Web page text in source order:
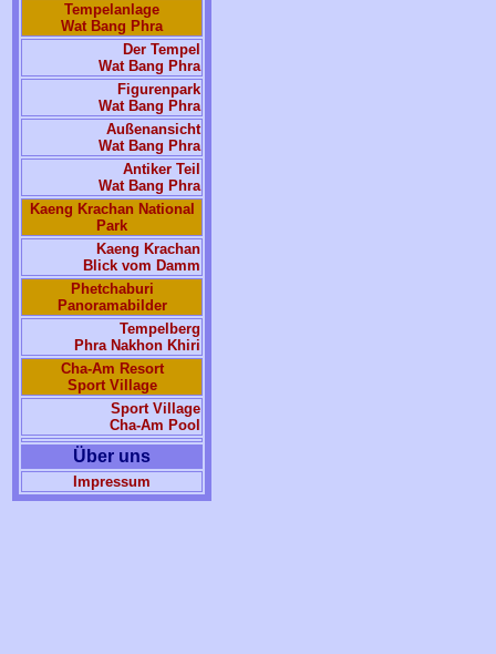
Tempelanlage
Wat Bang Phra
Der Tempel
Wat Bang Phra
Figurenpark
Wat Bang Phra
Außenansicht
Wat Bang Phra
Antiker Teil
Wat Bang Phra
Kaeng Krachan National
Park
Kaeng Krachan
Blick vom Damm
Phetchaburi
Panoramabilder
Tempelberg
Phra Nakhon Khiri
Cha-Am Resort
Sport Village
Sport Village
Cha-Am Pool
Über uns
Impressum